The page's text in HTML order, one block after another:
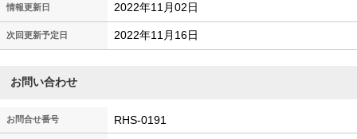
情報更新日 2022年11月02日
次回更新予定日 2022年11月16日
お問い合わせ
お問合せ番号 RHS-0191